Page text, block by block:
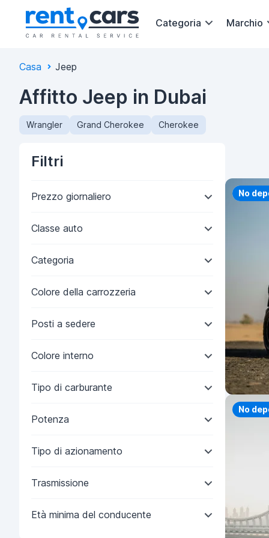
Categoria Marchio
Casa Jeep
Affitto Jeep in Dubai
Wrangler Grand Cherokee Cherokee
Filtri
Prezzo giornaliero
Classe auto
Categoria
Colore della carrozzeria
Posti a sedere
Colore interno
Tipo di carburante
Potenza
Tipo di azionamento
Trasmissione
Età minima del conducente
No
No